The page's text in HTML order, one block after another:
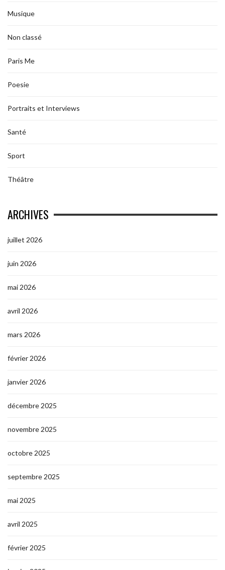
Musique
Non classé
Paris Me
Poesie
Portraits et Interviews
Santé
Sport
Théâtre
ARCHIVES
juillet 2026
juin 2026
mai 2026
avril 2026
mars 2026
février 2026
janvier 2026
décembre 2025
novembre 2025
octobre 2025
septembre 2025
mai 2025
avril 2025
février 2025